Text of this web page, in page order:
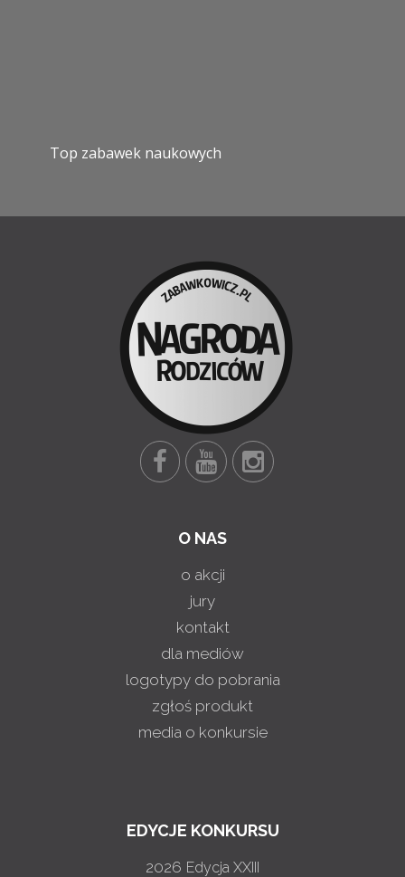
Top zabawek naukowych
O NAS
o akcji
jury
kontakt
dla mediów
logotypy do pobrania
zgłoś produkt
media o konkursie
EDYCJE KONKURSU
2026 Edycja XXIII